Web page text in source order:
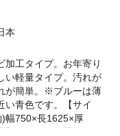
本
加工タイプ。お年寄り
い軽量タイプ。汚れが
が簡単。※ブルーは薄
い青色です。【サイ
幅750×長1625×厚